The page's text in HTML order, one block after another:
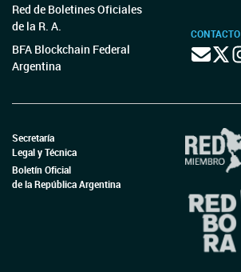
Red de Boletines Oficiales
de la R. A.
BFA Blockchain Federal
Argentina
CONTACTO
Secretaría
Legal y Técnica
Boletín Oficial
de la República Argentina